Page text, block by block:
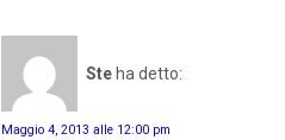
Ste ha detto:
Maggio 4, 2013 alle 12:00 pm